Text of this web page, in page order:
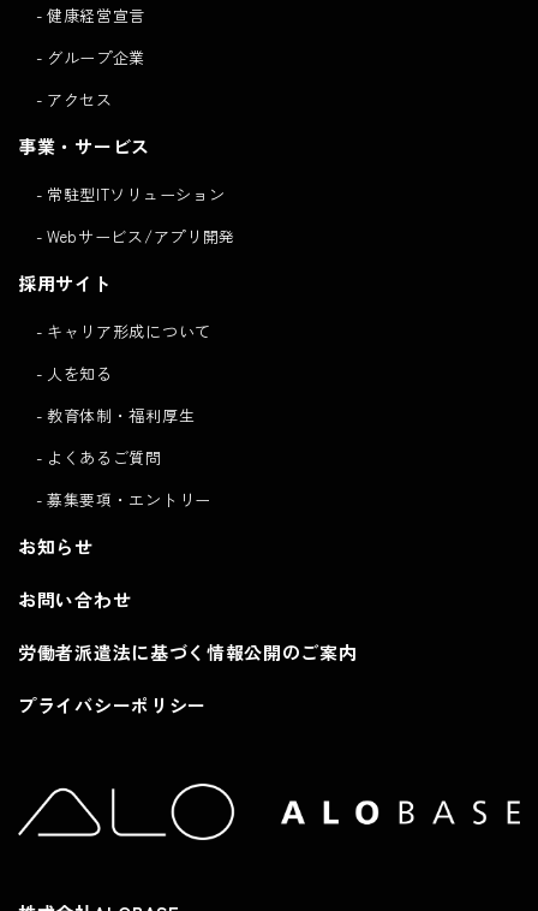
健康経営宣言
グループ企業
アクセス
事業・サービス
常駐型ITソリューション
Webサービス/アプリ開発
採用サイト
キャリア形成について
人を知る
教育体制・福利厚生
よくあるご質問
募集要項・エントリー
お知らせ
お問い合わせ
労働者派遣法に基づく情報公開のご案内
プライバシーポリシー